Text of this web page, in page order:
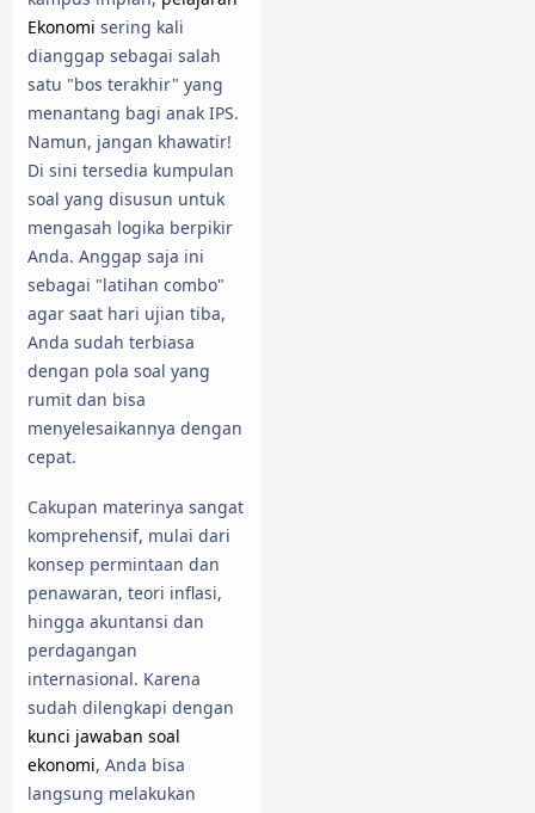
Ekonomi sering kali
dianggap sebagai salah
satu "bos terakhir" yang
menantang bagi anak IPS.
Namun, jangan khawatir!
Di sini tersedia kumpulan
soal yang disusun untuk
mengasah logika berpikir
Anda. Anggap saja ini
sebagai "latihan combo"
agar saat hari ujian tiba,
Anda sudah terbiasa
dengan pola soal yang
rumit dan bisa
menyelesaikannya dengan
cepat.
Cakupan materinya sangat
komprehensif, mulai dari
konsep permintaan dan
penawaran, teori inflasi,
hingga akuntansi dan
perdagangan
internasional. Karena
sudah dilengkapi dengan
kunci jawaban soal
ekonomi, Anda bisa
langsung melakukan